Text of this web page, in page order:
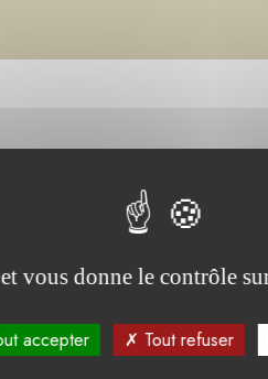
vous donne le contrôle
accepter Tout refuser